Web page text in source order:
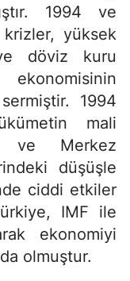
1994 ve
krizler, yüksek
döviz kuru
ekonomisinin
sermiştir. 1994
mali
ve Merkez
düşüşle
ciddi etkiler
IMF ile
ekonomiyi
olmuştur.